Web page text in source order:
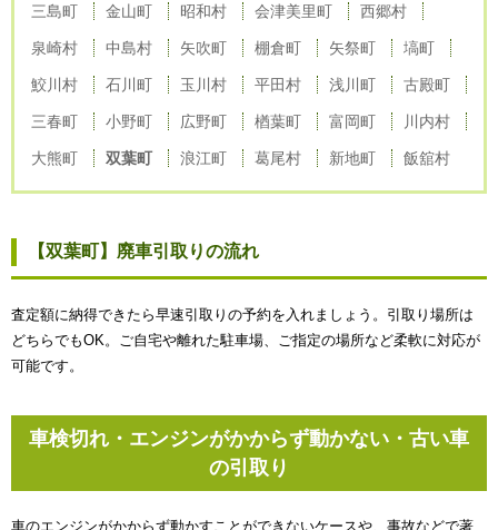
三島町 金山町 昭和村 会津美里町 西郷村
泉崎村 中島村 矢吹町 棚倉町 矢祭町 塙町
鮫川村 石川町 玉川村 平田村 浅川町 古殿町
三春町 小野町 広野町 楢葉町 富岡町 川内村
大熊町 双葉町 浪江町 葛尾村 新地町 飯舘村
【双葉町】廃車引取りの流れ
査定額に納得できたら早速引取りの予約を入れましょう。引取り場所は
どちらでもOK。ご自宅や離れた駐車場、ご指定の場所など柔軟に対応が
可能です。
車検切れ・エンジンがかからず動かない・古い車
の引取り
車のエンジンがかからず動かすことができないケースや、事故などで著